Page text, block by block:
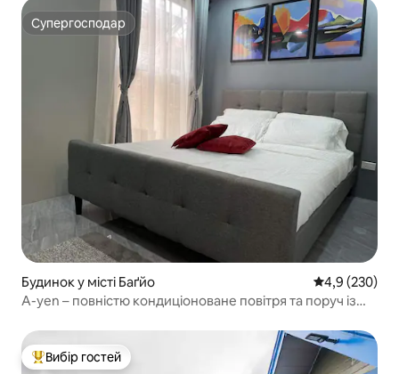
Супергосподар
Супергосподар
Будинок у місті Баґйо Середня
4,9 (230)
A-yen – повністю кондиціоноване повітря та поруч із
Топ вибір гостей
Вибір гостей